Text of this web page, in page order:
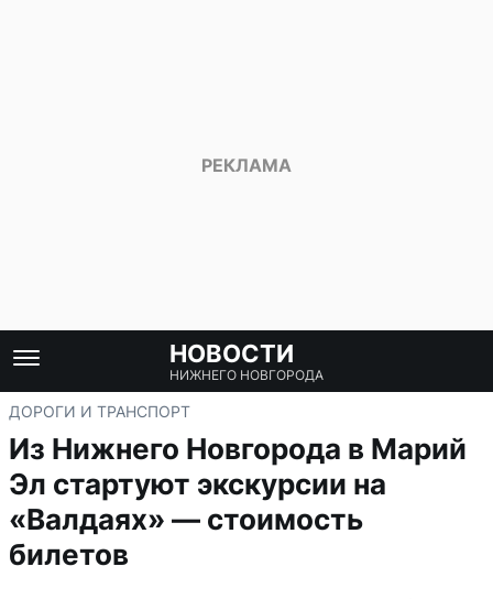
НОВОСТИ
НИЖНЕГО НОВГОРОДА
ДОРОГИ И ТРАНСПОРТ
Из Нижнего Новгорода в Марий
Эл стартуют экскурсии на
«Валдаях» — стоимость
билетов